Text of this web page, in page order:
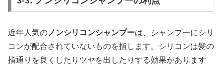
近年人気の ノンシリコンシャンプーは、シャンプーにシリ
コンが配合されていないものを指します。シリコンは髪の
指通りを良くしたりツヤを出したりする効果があります